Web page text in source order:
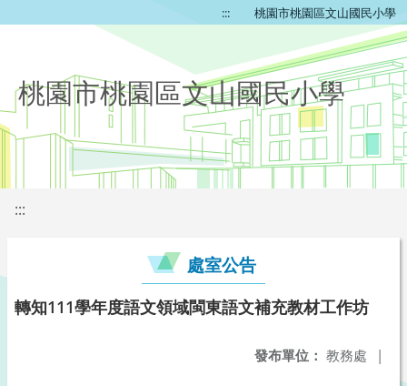
::: 桃園市桃園區文山國民小學
桃園市桃園區文山國民小學
:::
處室公告
轉知111學年度語文領域閩東語文補充教材工作坊
發布單位： 教務處 |